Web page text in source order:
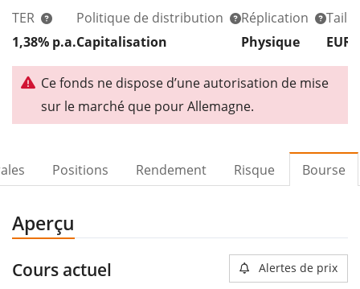
TER
1,38% p.a.
Politique de distribution
Capitalisation
Réplication
Physique
EUR
Ce fonds ne dispose d’une autorisation de mise
sur le marché que pour Allemagne.
Positions Rendement Risque Bourse
Aperçu
Cours actuel Alertes de prix